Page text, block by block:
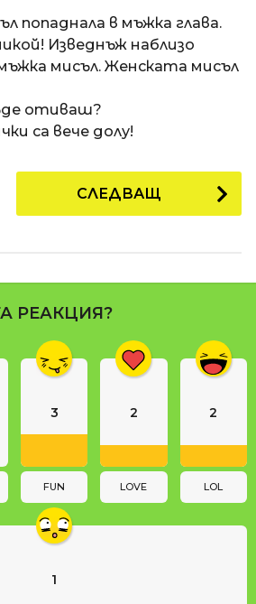
попаднала в мъжка глава.
Изведнъж наблизо
мисъл. Женската мисъл
отиваш?
са вече долу!
СЛЕДВАЩ
РЕАКЦИЯ?
3
FUN
2
LOVE
2
LOL
1